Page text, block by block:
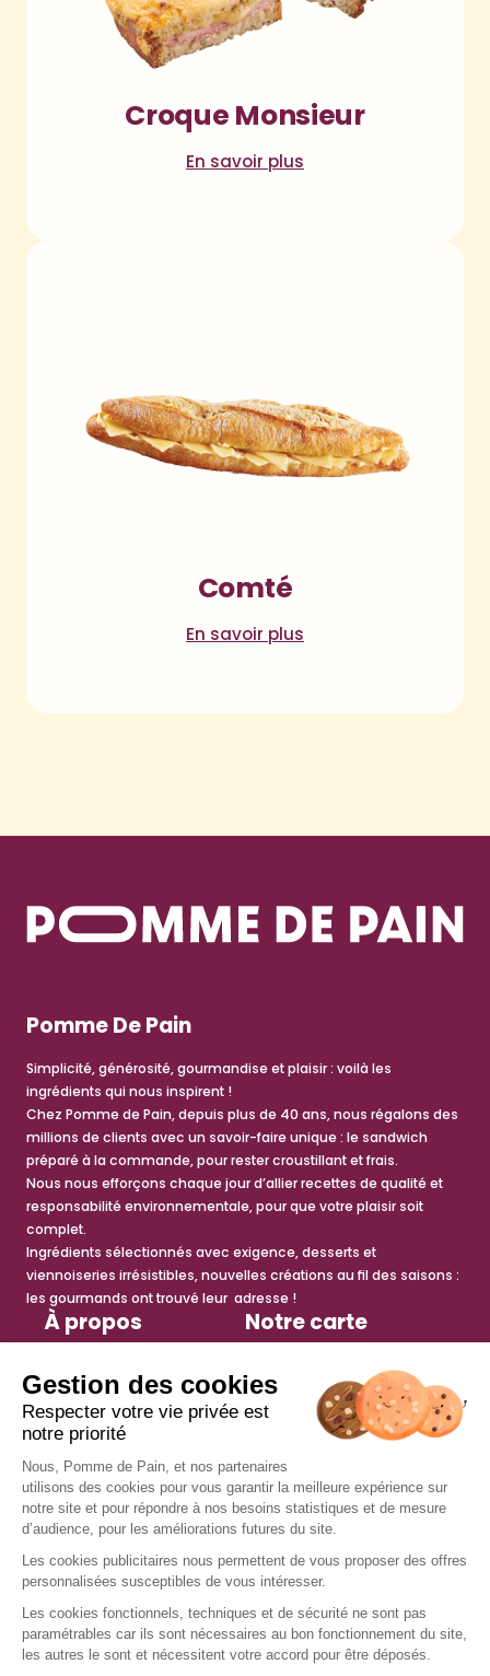
Croque Monsieur
En savoir plus
Comté
En savoir plus
Pomme De Pain
Simplicité, générosité, gourmandise et plaisir : voilà les
ingrédients qui nous inspirent !
Chez Pomme de Pain, depuis plus de 40 ans, nous régalons des
millions de clients avec un savoir-faire unique : le sandwich
préparé à la commande, pour rester croustillant et frais.
Nous nous efforçons chaque jour d’allier recettes de qualité et
responsabilité environnementale, pour que votre plaisir soit
complet.
Ingrédients sélectionnés avec exigence, desserts et
viennoiseries irrésistibles, nouvelles créations au fil des saisons :
les gourmands ont trouvé leur adresse !
À propos
Engagements
Espace presse
Actualités
Tips recettes
anti-gaspi
Notre carte
Salades
Petite faim
Viennoiseries
Boissons chaudes
Boissons fraîches
Services
Trouver un restaurant
Fidélité
Offre de groupe
Nous contacter
Nous rejoindre
Offres d’emploi
Devenir franchisé